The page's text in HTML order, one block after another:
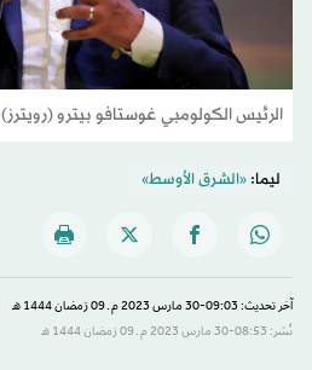
الرئيس الكولومبي غوستافو بيترو (رويترز)
ليما:«الشرق الأوسط»
آخر تحديث: 09:03-30 مارس 2023 م ـ 09 رَمضان 1444 هـ
نُشر: 08:53-30 مارس 2023 م ـ 09 رَمضان 1444 هـ